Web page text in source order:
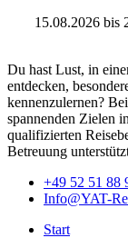
15.08.2026 bis
Du hast Lust, in
entdecken,
kennenzulernen?
spannenden Zielen
qualifizierten
Betreuung
+49 52 51 88
Info@YAT-
Start